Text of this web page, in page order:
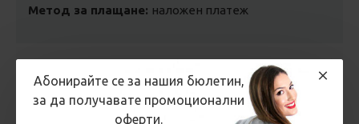
Абонирайте се за нашия бюлетин,
за да получавате промоционални
оферти.
Метод за плащане: наложен платеж
ОТЗИВИ